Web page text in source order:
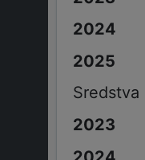
Sredstva